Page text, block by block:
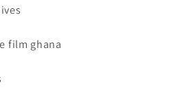
film ghana